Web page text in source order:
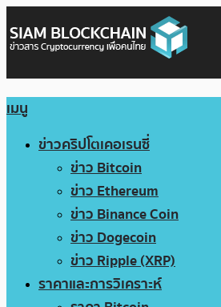
เมนู
ข่าวคริปโตเคอเรนซี่
ข่าว Bitcoin
ข่าว Ethereum
ข่าว Binance Coin
ข่าว Dogecoin
ข่าว Ripple (XRP)
ราคาและการวิเคราะห์